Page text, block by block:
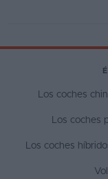
Los coches
Los coches
Los coches